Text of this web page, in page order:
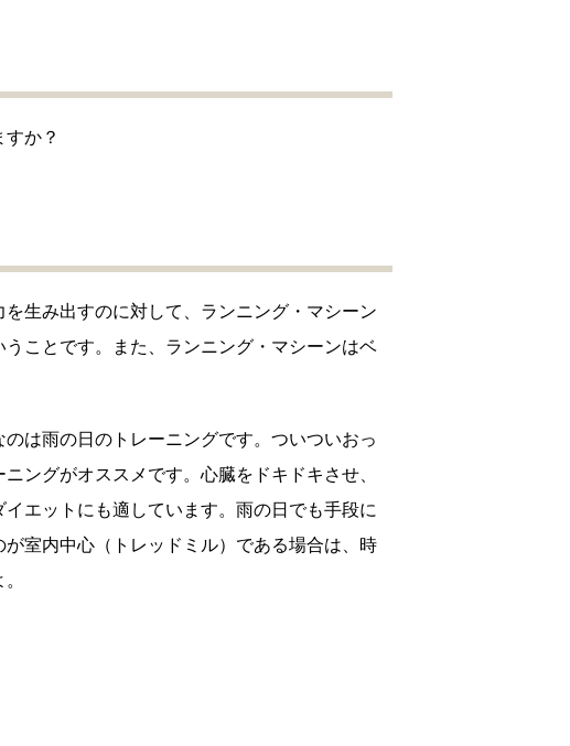
か？
生み出すのに対して、ランニング・マシーン
ことです。また、ランニング・マシーンはベ
は雨の日のトレーニングです。ついついおっ
ングがオススメです。心臓をドキドキさせ、
エットにも適しています。雨の日でも手段に
室内中心（トレッドミル）である場合は、時